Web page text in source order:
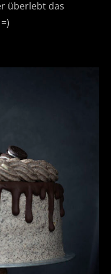
überlebt das